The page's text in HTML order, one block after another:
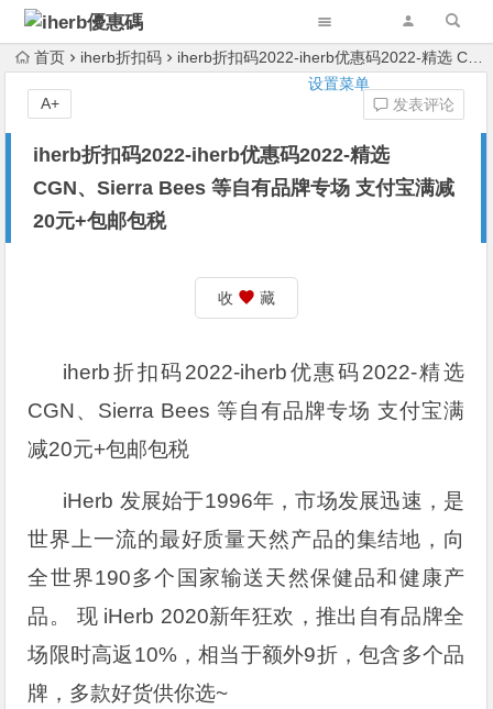
设置菜单
首页 iherb折扣码 iherb折扣码2022-iherb优惠码2022-精选 CGN、Sierra Bees 等自有品牌专场 支付宝满减20元+包邮包税
iherb折扣码2022-iherb优惠码2022-精选
CGN、Sierra Bees 等自有品牌专场 支付宝满减
20元+包邮包税
发表评论
A+
收 藏
iherb折扣码2022-iherb优惠码2022-精选
CGN、Sierra Bees 等自有品牌专场 支付宝满
减20元+包邮包税
iHerb 发展始于1996年，市场发展迅速，是
世界上一流的最好质量天然产品的集结地，向
全世界190多个国家输送天然保健品和健康产
品。 现 iHerb 2020新年狂欢，推出自有品牌全
场限时高返10%，相当于额外9折，包含多个品
牌，多款好货供你选~